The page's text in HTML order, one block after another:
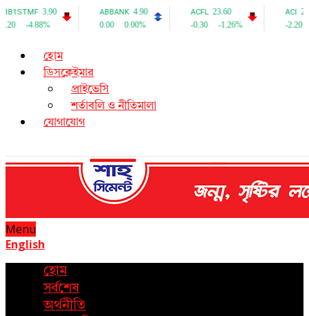
হোম
ডিসক্লেইমার
প্রাইভেসি
শর্তাবলি ও নীতিমালা
যোগাযোগ
Menu
English
হোম
সর্বশেষ
অর্থনীতি